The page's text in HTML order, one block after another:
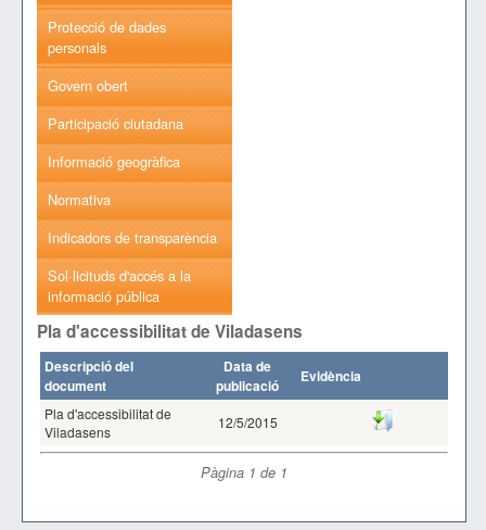
Protecció de dades
personals
Govern obert
Participació ciutadana
Informació geogràfica
Normativa
Indicadors de transparència
Sol·licituds d'accés a la
informació pública
Pla d'accessibilitat de Viladasens
Descripció del
document
Data de
publicació
Evidència
Pla d'accessibilitat de
Viladasens
12/5/2015
Pàgina 1 de 1